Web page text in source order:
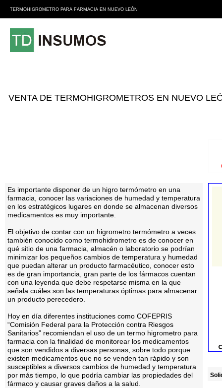
TERMOHIGROMETRO PARA FARMACIA EN NUEVO LEÓN
VENTA DE TERMOHIGROMETROS EN NUEVO
Es importante disponer de un higro termómetro en una
farmacia, conocer las variaciones de humedad y temperatura
en los estratégicos lugares en donde se almacenan diversos
medicamentos es muy importante.
El objetivo de contar con un higrometro termómetro a veces
también conocido como termohidrometro es de conocer en
qué sitio de una farmacia, almacén o laboratorio se podrían
minimizar los pequeños cambios de temperatura y humedad
que puedan alterar un producto farmacéutico, conocer esto
es de gran importancia, gran parte de los fármacos cuentan
con una leyenda que debe respetarse misma en la que
señala cuáles son las temperaturas óptimas para almacenar
un producto perecedero.
Hoy en día diferentes instituciones como COFEPRIS
“Comisión Federal para la Protección contra Riesgos
Sanitarios” recomiendan el uso de un termo higrometro para
farmacia con la finalidad de monitorear los medicamentos
que son vendidos a diversas personas, sobre todo porque
existen medicamentos que no se venden tan rápido y son
susceptibles a diversos cambios de humedad y temperatura
por más tiempo, lo que podría cambiar las propiedades del
fármaco y causar graves daños a la salud.